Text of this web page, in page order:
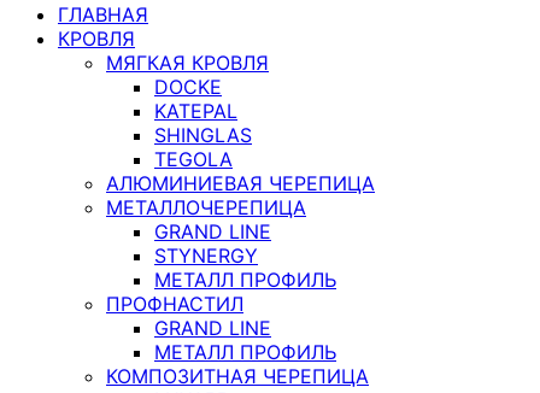
ГЛАВНАЯ
КРОВЛЯ
МЯГКАЯ КРОВЛЯ
DOCKE
KATEPAL
SHINGLAS
TEGOLA
АЛЮМИНИЕВАЯ ЧЕРЕПИЦА
МЕТАЛЛОЧЕРЕПИЦА
GRAND LINE
STYNERGY
МЕТАЛЛ ПРОФИЛЬ
ПРОФНАСТИЛ
GRAND LINE
МЕТАЛЛ ПРОФИЛЬ
КОМПОЗИТНАЯ ЧЕРЕПИЦА